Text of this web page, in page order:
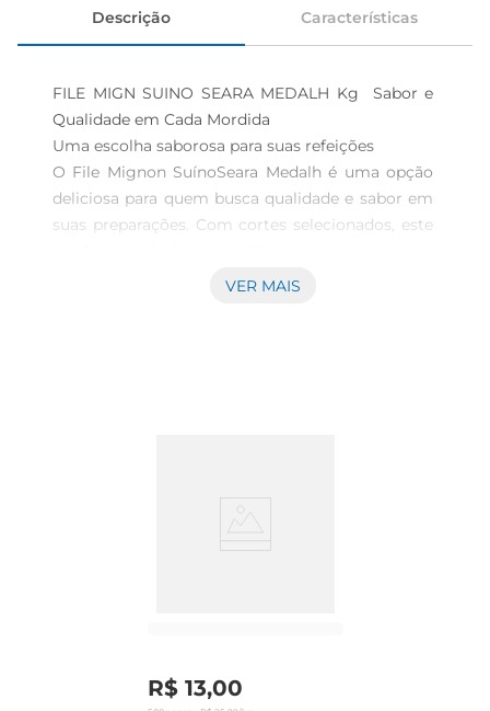
Descrição Características
FILE MIGN SUINO SEARA MEDALH Kg  Sabor e
Qualidade em Cada Mordida
Uma escolha saborosa para suas refeições
O File Mignon SuínoSeara Medalh é uma opção
deliciosa para quem busca qualidade e sabor em
suas preparações. Com cortes selecionados, este
pratos sofisticados que vão impressionar sua
receitas, desde um simples grelhado até pratos
Mignon Suíno é cuidadosamente selecionado e
VER MAIS
R$ 13,00